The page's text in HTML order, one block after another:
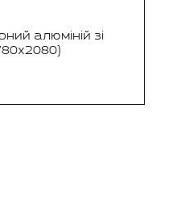
алюміній зі